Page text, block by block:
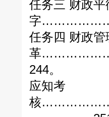
任务三 财政
字
任务四 财政管
革
244。
应知考
核